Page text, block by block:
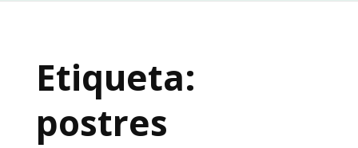
Etiqueta:
postres